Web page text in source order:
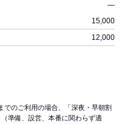
―
15,000
12,000
のご利用の場合、「深夜・早朝割
準備、設営、本番に関わらず適